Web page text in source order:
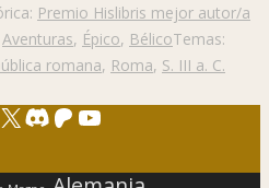
Premio Hislibris mejor autor/a
Aventuras, Épico, BélicoTemas:
romana, Roma, S. III a. C.
Discord
Patreon
YouTube